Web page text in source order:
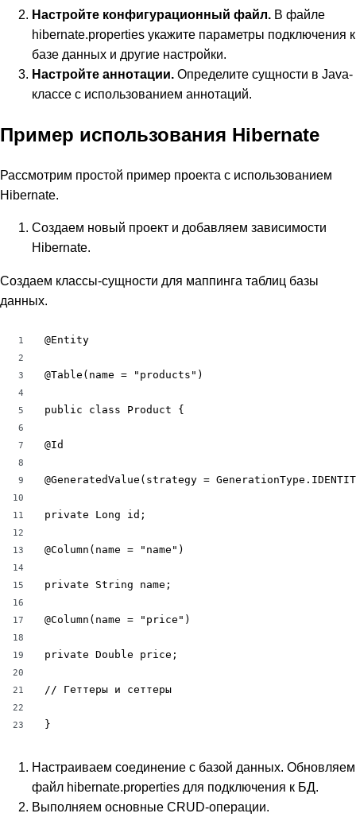
Настройте конфигурационный файл. В файле
hibernate.properties укажите параметры подключения к
базе данных и другие настройки.
Настройте аннотации. Определите сущности в Java-
классе с использованием аннотаций.
Пример использования Hibernate
Рассмотрим простой пример проекта с использованием
Hibernate.
Создаем новый проект и добавляем зависимости
Hibernate.
Создаем классы-сущности для маппинга таблиц базы
данных.
1
2
3
4
5
6
7
8
9
10
11
12
13
14
15
16
17
18
19
20
21
22
23
@Entity
@Table(name = "products")
public class Product {
@Id
@GeneratedValue(strategy =
private Long id;
@Column(name = "name")
private String name;
@Column(name = "price")
private Double price;
// Геттеры и сеттеры
}
Настраиваем соединение с базой данных. Обновляем
файл hibernate.properties для подключения к БД.
Выполняем основные CRUD-операции.